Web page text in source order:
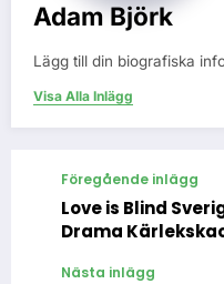
Adam Björk
Lägg till din biografiska
Visa Alla Inlägg
Föregående inlägg
Love is Blind
Drama
Nästa inlägg